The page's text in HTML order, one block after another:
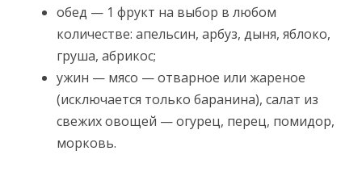
обед — 1 фрукт на выбор в любом
количестве: апельсин, арбуз, дыня, яблоко,
груша, абрикос;
ужин — мясо — отварное или жареное
(исключается только баранина), салат из
свежих овощей — огурец, перец, помидор,
морковь.